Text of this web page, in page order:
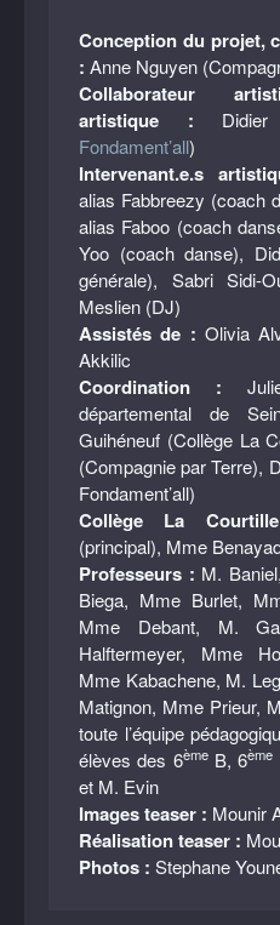
Conception du projet,
: Anne Nguyen
Collaborateur
artistique : Didier
Fondament’all)
Intervenant.e.s
alias Fabbreezy (coach
alias Faboo (coach
Yoo (coach danse),
générale), Sabri Sidi-
Meslien (DJ)
Assistés de : Olivia
Akkilic
Coordination :
départemental de
Guihéneuf (Collège La
(Compagnie par Terre),
Fondament’all)
Collège La
(principal), Mme
Professeurs : M.
Biega, Mme Burlet,
Mme Debant, M.
Halftermeyer, Mme
Mme Kabachene, M.
Matignon, Mme Prieur,
toute l’équipe
élèves des 6èmeB, 6ème
et M. Evin
Images teaser : Mounir
Réalisation teaser :
Photos : Stephane